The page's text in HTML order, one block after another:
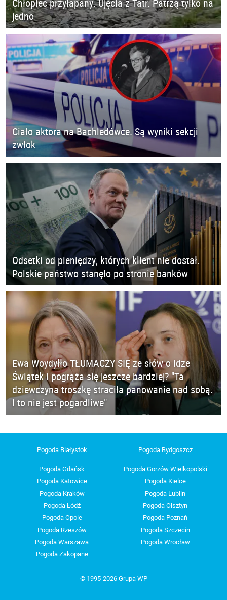
jedno
Ciało aktora na Bachledówce. Są wyniki sekcji
zwłok
Odsetki od pieniędzy, których klient nie dostał.
Polskie państwo stanęło po stronie banków
Ewa Woydyłło TŁUMACZY SIĘ ze słów o Idze
Świątek i pogrąża się jeszcze bardziej? "Ta
dziewczyna troszkę straciła panowanie nad sobą.
I to nie jest pogardliwe"
Pogoda Białystok Pogoda Bydgoszcz
Pogoda Gdańsk
Pogoda Gorzów Wielkopolski
Pogoda Katowice
Pogoda Kielce
Pogoda Kraków
Pogoda Lublin
Pogoda Łódź
Pogoda Olsztyn
Pogoda Opole
Pogoda Poznań
Pogoda Rzeszów
Pogoda Szczecin
Pogoda Warszawa
Pogoda Wrocław
Pogoda Zakopane
© 1995-2026 Grupa WP